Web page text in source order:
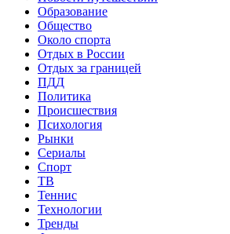
Образование
Общество
Около спорта
Отдых в России
Отдых за границей
ПДД
Политика
Происшествия
Психология
Рынки
Сериалы
Спорт
ТВ
Теннис
Технологии
Тренды